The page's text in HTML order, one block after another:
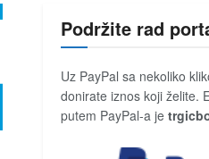
Podržite rad
Uz PayPal sa nekoliko
donirate iznos koji želite.
putem PayPal-a je